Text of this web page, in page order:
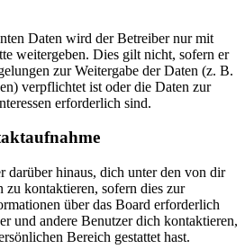
Daten wird der Betreiber nur mit
weitergeben. Dies gilt nicht, sofern er
zur Weitergabe der Daten (z. B.
verpflichtet ist oder die Daten zur
erforderlich sind.
darüber hinaus, dich unter den von dir
zu kontaktieren, sofern dies zur
über das Board erforderlich
und andere Benutzer dich kontaktieren,
Bereich gestattet hast.